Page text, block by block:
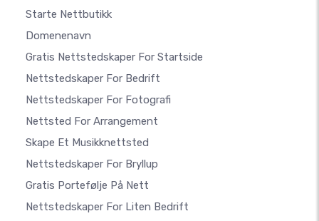
Starte Nettbutikk
Domenenavn
Gratis Nettstedskaper For Startside
Nettstedskaper For Bedrift
Nettstedskaper For Fotografi
Nettsted For Arrangement
Skape Et Musikknettsted
Nettstedskaper For Bryllup
Gratis Portefølje På Nett
Nettstedskaper For Liten Bedrift